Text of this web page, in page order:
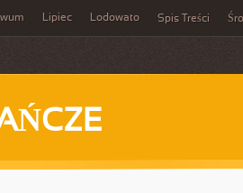
Lipiec Lodowato Spis Treści